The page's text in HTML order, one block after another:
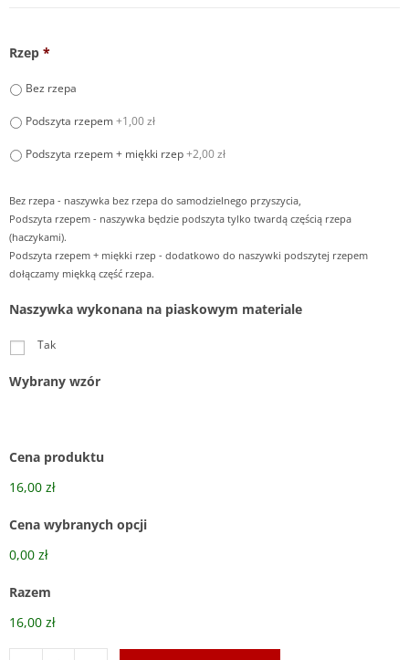
Rzep *
Bez rzepa
Podszyta rzepem+1,00 zł
Podszyta rzepem + miękki rzep+2,00 zł
Bez rzepa - naszywka bez rzepa do samodzielnego przyszycia,
Podszyta rzepem - naszywka będzie podszyta tylko twardą częścią rzepa
(haczykami).
Podszyta rzepem + miękki rzep - dodatkowo do naszywki podszytej rzepem
dołączamy miękką część rzepa.
Naszywka wykonana na piaskowym materiale
Tak
Wybrany wzór
Cena produktu
16,00 zł
Cena wybranych opcji
0,00 zł
Razem
16,00 zł